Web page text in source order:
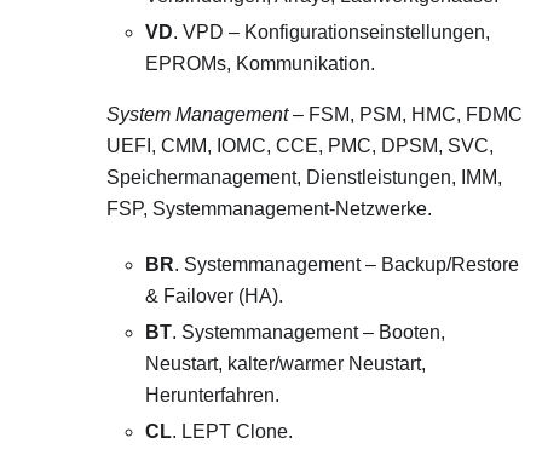
VD. VPD – Konfigurationseinstellungen,
EPROMs, Kommunikation.
System Management– FSM, PSM, HMC, FDMC
UEFI, CMM, IOMC, CCE, PMC, DPSM, SVC,
Speichermanagement, Dienstleistungen, IMM,
FSP, Systemmanagement-Netzwerke.
BR. Systemmanagement – Backup/Restore
& Failover (HA).
BT. Systemmanagement – Booten,
Neustart, kalter/warmer Neustart,
Herunterfahren.
CL. LEPT Clone.